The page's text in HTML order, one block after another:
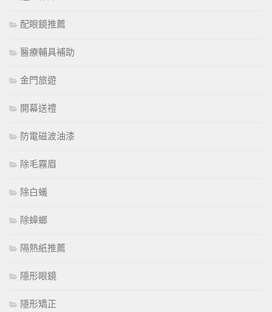
配眼鏡推薦
醫療輔具補助
金門旅遊
開幕送禮
防電磁波油漆
除毛霧眉
除白蟻
除蟑螂
隔熱紙推薦
隱形眼鏡
隱形矯正